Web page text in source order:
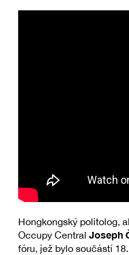
Hongkongský politolog,
Occupy Central Joseph
fóru, jež bylo součástí